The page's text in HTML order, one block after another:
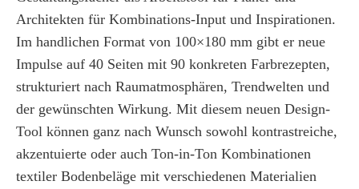
Architekten für Kombinations-Input und Inspirationen.
Im handlichen Format von 100×180 mm gibt er neue
Impulse auf 40 Seiten mit 90 konkreten Farbrezepten,
strukturiert nach Raumatmosphären, Trendwelten und
der gewünschten Wirkung. Mit diesem neuen Design-
Tool können ganz nach Wunsch sowohl kontrastreiche,
akzentuierte oder auch Ton-in-Ton Kombinationen
textiler Bodenbeläge mit verschiedenen Materialien